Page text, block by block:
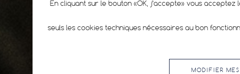
En cliquant sur le bouton «OK, j’accepte» vous
seuls les cookies techniques nécessaires au bon
MODIFIER